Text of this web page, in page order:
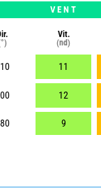
VENT
Vit.
(nd)
11
12
9